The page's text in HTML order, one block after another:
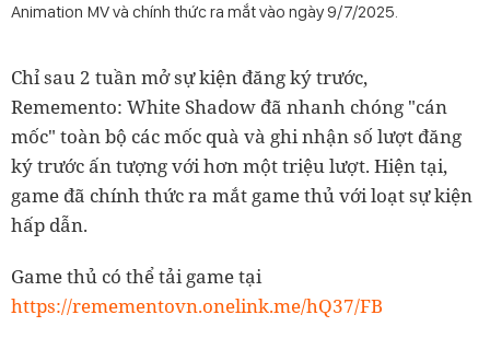
Animation MV và chính thức ra mắt vào ngày 9/7/2025.
Chỉ sau 2 tuần mở sự kiện đăng ký trước,
Rememento: White Shadow đã nhanh chóng "cán
mốc" toàn bộ các mốc quà và ghi nhận số lượt đăng
ký trước ấn tượng với hơn một triệu lượt. Hiện tại,
game đã chính thức ra mắt game thủ với loạt sự kiện
hấp dẫn.
Game thủ có thể tải game tại
https://remementovn.onelink.me/hQ37/FB